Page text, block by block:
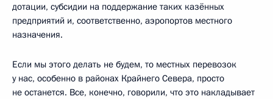
дотации, субсидии на поддержание таких казённых
предприятий и, соответственно, аэропортов местного
назначения.
Если мы этого делать не будем, то местных перевозок
у нас, особенно в районах Крайнего Севера, просто
не останется. Все, конечно, говорили, что это накладывает